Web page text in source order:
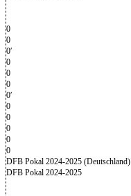
0
0
0′
0
0
0
0′
0
0
0
0
0
DFB Pokal 2024-2025 (Deutschland)
DFB Pokal 2024-2025